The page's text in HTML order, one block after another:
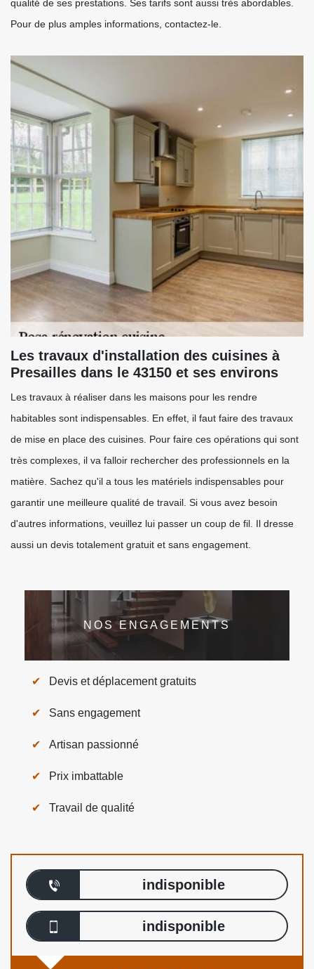
qualité de ses prestations. Ses tarifs sont aussi très abordables.
Pour de plus amples informations, contactez-le.
Les travaux d'installation des cuisines à
Presailles dans le 43150 et ses environs
Les travaux à réaliser dans les maisons pour les rendre
habitables sont indispensables. En effet, il faut faire des travaux
de mise en place des cuisines. Pour faire ces opérations qui sont
très complexes, il va falloir rechercher des professionnels en la
matière. Sachez qu'il a tous les matériels indispensables pour
garantir une meilleure qualité de travail. Si vous avez besoin
d'autres informations, veuillez lui passer un coup de fil. Il dresse
aussi un devis totalement gratuit et sans engagement.
NOS ENGAGEMENTS
Devis et déplacement gratuits
Sans engagement
Artisan passionné
Prix imbattable
Travail de qualité
indisponible
indisponible